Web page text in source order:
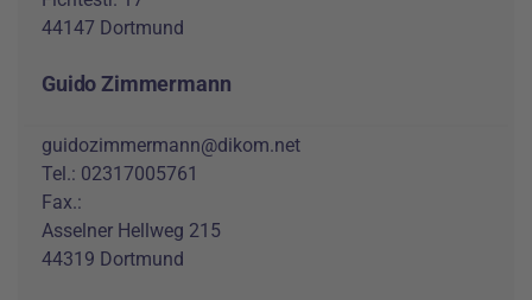
44147 Dortmund
Guido Zimmermann
guidozimmermann@dikom.net
Tel.: 02317005761
Fax.:
Asselner Hellweg 215
44319 Dortmund